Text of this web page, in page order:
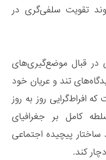
تقویت سلفی‌گری در
در قبال موضع‌گیری‌های
تند و عریان خود
افراط‌گرایی روز به روز
کامل بر جغرافیای
ساختار پیچیده اجتماعی
کند.